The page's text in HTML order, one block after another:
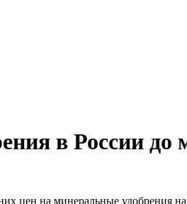
в России до